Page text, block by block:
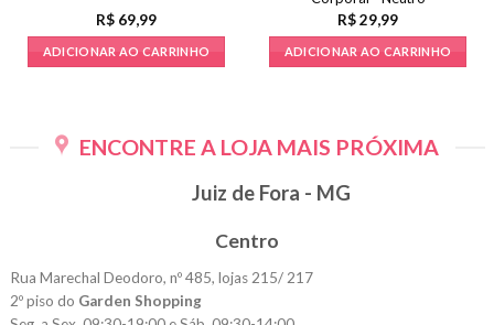
R$ 69,99
ADICIONAR AO CARRINHO
R$29,99
ADICIONAR AO CARRINHO
ENCONTRE A LOJA MAIS PRÓXIMA
Juiz de Fora - MG
Centro
Rua Marechal Deodoro, nº 485, lojas 215/ 217
2º piso do Garden Shopping